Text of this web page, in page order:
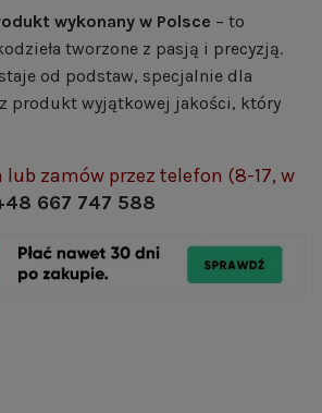
wykonany w Polsce – to
tworzone z pasją i precyzją.
od podstaw, specjalnie dla
produkt wyjątkowej jakości, który
lub zamów przez telefon (8-17, w
667 747 588